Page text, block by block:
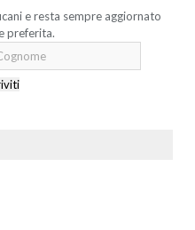
e resta sempre aggiornato
preferita.